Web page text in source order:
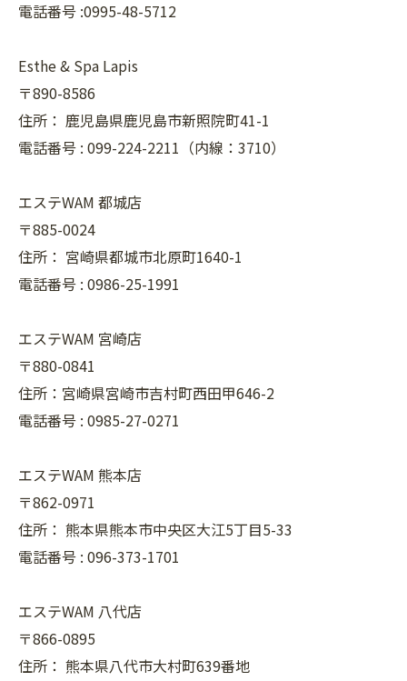
電話番号 :0995-48-5712
Esthe & Spa Lapis
〒890-8586
住所： 鹿児島県鹿児島市新照院町41-1
電話番号 : 099-224-2211（内線：3710）
エステWAM 都城店
〒885-0024
住所： 宮崎県都城市北原町1640-1
電話番号 : 0986-25-1991
エステWAM 宮崎店
〒880-0841
住所：宮崎県宮崎市吉村町西田甲646-2
電話番号 : 0985-27-0271
エステWAM 熊本店
〒862-0971
住所： 熊本県熊本市中央区大江5丁目5-33
電話番号 : 096-373-1701
エステWAM 八代店
〒866-0895
住所： 熊本県八代市大村町639番地